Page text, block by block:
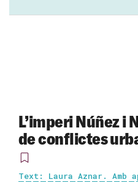
L’imperi Núñez i
de conflictes
Text: Laura Aznar. Amb